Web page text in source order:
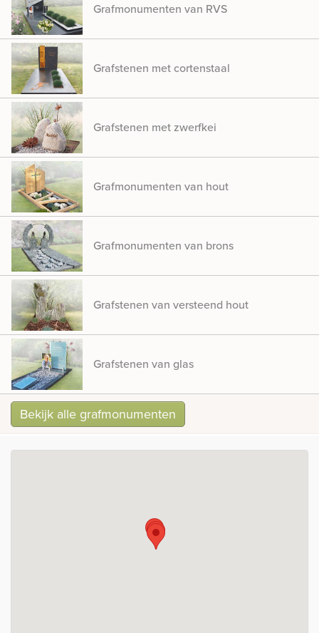
Grafmonumenten van RVS
Grafstenen met cortenstaal
Grafstenen met zwerfkei
Grafmonumenten van hout
Grafmonumenten van brons
Grafstenen van versteend hout
Grafstenen van glas
Bekijk alle grafmonumenten